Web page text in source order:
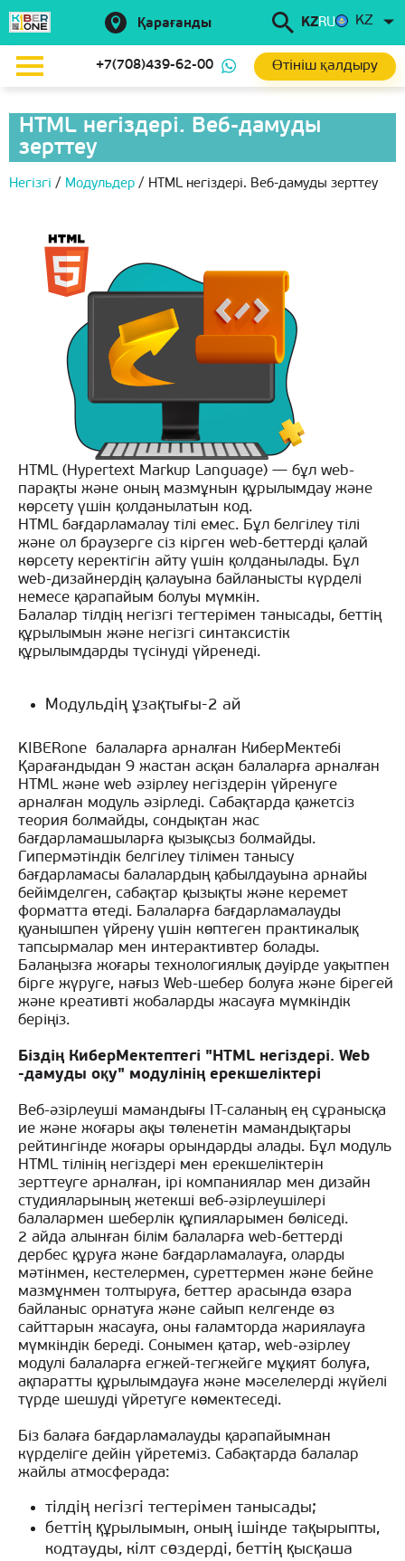
Қарағанды KZRU KZ
+7(708)439-62-00 Өтініш қалдыру
HTML негіздері. Веб-дамуды
зерттеу
Негізгі / Модульдер / HTML негіздері. Веб-дамуды зерттеу
HTML (Hypertext Markup Language) — бұл web-
парақты және оның мазмұнын құрылымдау және
көрсету үшін қолданылатын код.
HTML бағдарламалау тілі емес. Бұл белгілеу тілі
және ол браузерге сіз кірген web-беттерді қалай
көрсету керектігін айту үшін қолданылады. Бұл
web-дизайнердің қалауына байланысты күрделі
немесе қарапайым болуы мүмкін.
Балалар тілдің негізгі тегтерімен танысады, беттің
құрылымын және негізгі синтаксистік
құрылымдарды түсінуді үйренеді.
Модульдің ұзақтығы-2 ай
KIBERone балаларға арналған КиберМектебі
Қарағандыдан 9 жастан асқан балаларға арналған
HTML және web әзірлеу негіздерін үйренуге
арналған модуль әзірледі. Сабақтарда қажетсіз
теория болмайды, сондықтан жас
бағдарламашыларға қызықсыз болмайды.
Гипермәтіндік белгілеу тілімен танысу
бағдарламасы балалардың қабылдауына арнайы
бейімделген, сабақтар қызықты және керемет
форматта өтеді. Балаларға бағдарламалауды
қуанышпен үйрену үшін көптеген практикалық
тапсырмалар мен интерактивтер болады.
Балаңызға жоғары технологиялық дәуірде уақытпен
бірге жүруге, нағыз Web-шебер болуға және бірегей
және креативті жобаларды жасауға мүмкіндік
беріңіз.
Біздің КиберМектептегі "HTML негіздері. Web
-дамуды оқу" модулінің ерекшеліктері
Веб-әзірлеуші мамандығы IT-саланың ең сұранысқа
ие және жоғары ақы төленетін мамандықтары
рейтингінде жоғары орындарды алады. Бұл модуль
HTML тілінің негіздері мен ерекшеліктерін
зерттеуге арналған, ірі компаниялар мен дизайн
студияларының жетекші веб-әзірлеушілері
балалармен шеберлік құпияларымен бөліседі.
2 айда алынған білім балаларға web-беттерді
дербес құруға және бағдарламалауға, оларды
мәтінмен, кестелермен, суреттермен және бейне
мазмұнмен толтыруға, беттер арасында өзара
байланыс орнатуға және сайып келгенде өз
сайттарын жасауға, оны ғаламторда жариялауға
мүмкіндік береді. Сонымен қатар, web-әзірлеу
модулі балаларға егжей-тегжейге мұқият болуға,
ақпаратты құрылымдауға және мәселелерді жүйелі
түрде шешуді үйретуге көмектеседі.
Біз балаға бағдарламалауды қарапайымнан
күрделіге дейін үйретеміз. Сабақтарда балалар
жайлы атмосферада:
тілдің негізгі тегтерімен танысады;
беттің құрылымын, оның ішінде тақырыпты,
кодтауды, кілт сөздерді, беттің қысқаша